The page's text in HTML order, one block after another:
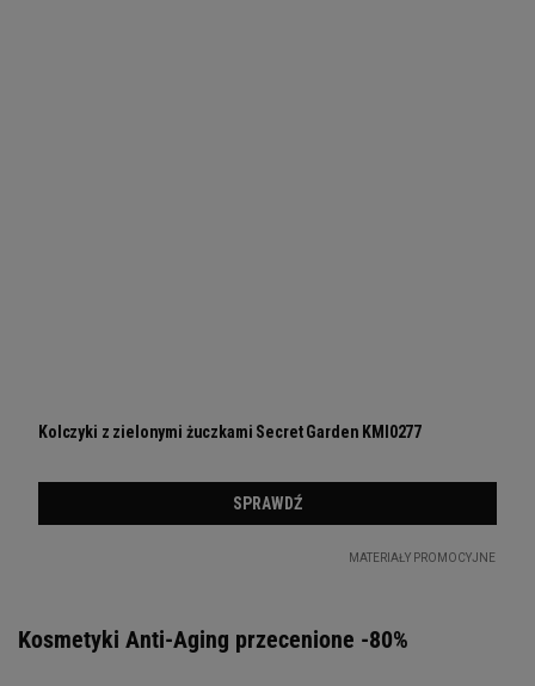
Kosmetyki Anti-Aging przecenione -80%